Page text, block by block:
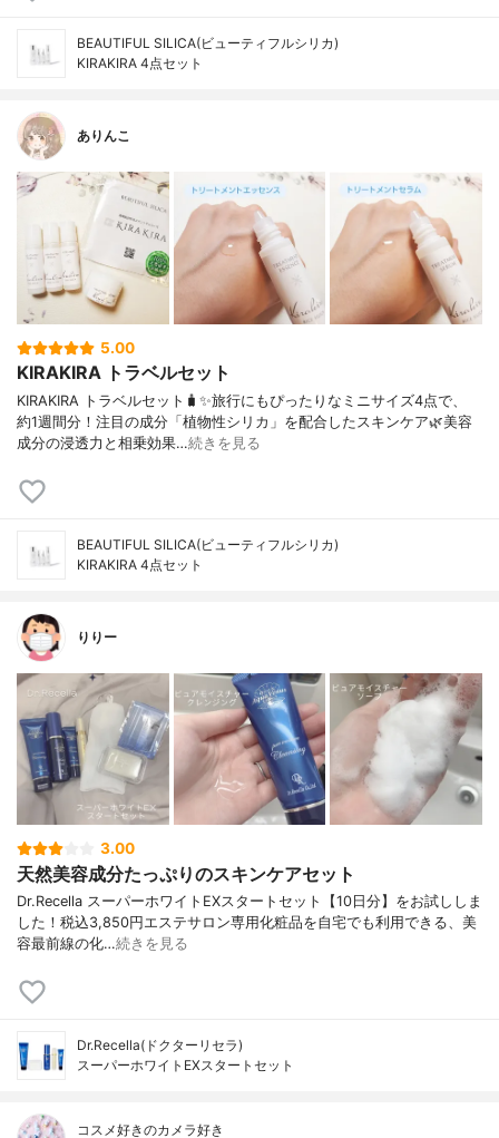
BEAUTIFUL SILICA(ビューティフルシリカ)
KIRAKIRA 4点セット
ありんこ
5.00
KIRAKIRA トラベルセット
KIRAKIRA トラベルセット🧳✨旅行にもぴったりなミニサイズ4点で、
約1週間分！注目の成分「植物性シリカ」を配合したスキンケア🌿美容
成分の浸透力と相乗効果…続きを見る
BEAUTIFUL SILICA(ビューティフルシリカ)
KIRAKIRA 4点セット
りりー
3.00
天然美容成分たっぷりのスキンケアセット
Dr.Recella スーパーホワイトEXスタートセット【10日分】をお試ししま
した！税込3,850円エステサロン専用化粧品を自宅でも利用できる、美
容最前線の化…続きを見る
Dr.Recella(ドクターリセラ)
スーパーホワイトEXスタートセット
コスメ好きのカメラ好き